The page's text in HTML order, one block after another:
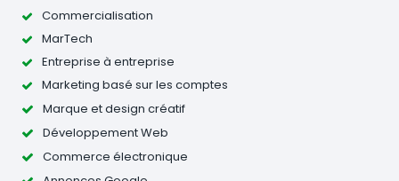
Commercialisation
MarTech
Entreprise à entreprise
Marketing basé sur les comptes
Marque et design créatif
Développement Web
Commerce électronique